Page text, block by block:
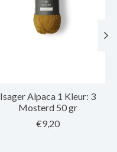
Isager Alpaca 1 Kleur: 3
Mosterd 50 gr
€9,20